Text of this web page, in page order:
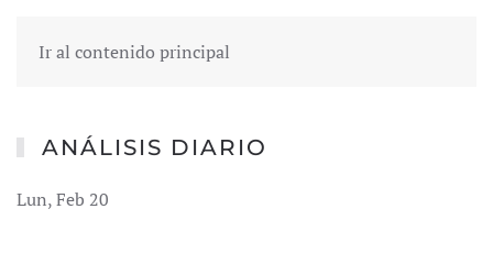
Ir al contenido principal
ANÁLISIS DIARIO
Lun, Feb 20